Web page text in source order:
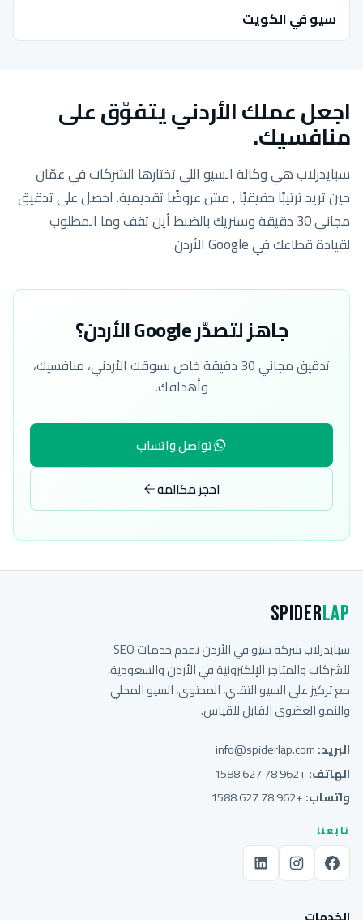
سيو في الكويت
اجعل عملك الأردني يتفوّق على
منافسيك.
سبايدرلاب هي وكالة السيو اللي تختارها الشركات في عمّان
حين تريد ترتيبًا حقيقيًا , مش عروضًا تقديمية. احصل على تدقيق
مجاني 30 دقيقة وسنريك بالضبط أين تقف وما المطلوب
لقيادة قطاعك في Google الأردن.
جاهز لتصدّر Google الأردن؟
تدقيق مجاني 30 دقيقة خاص بسوقك الأردني، منافسيك،
وأهدافك.
تواصل واتساب
احجز مكالمة
SpiderLap
سبايدرلاب شركة سيو في الأردن تقدم خدمات SEO
للشركات والمتاجر الإلكترونية في الأردن والسعودية،
مع تركيز على السيو التقني، المحتوى، السيو المحلي
والنمو العضوي القابل للقياس.
البريد:info@spiderlap.com
الهاتف:+962 78 627 1588
واتساب:+962 78 627 1588
تابعنا